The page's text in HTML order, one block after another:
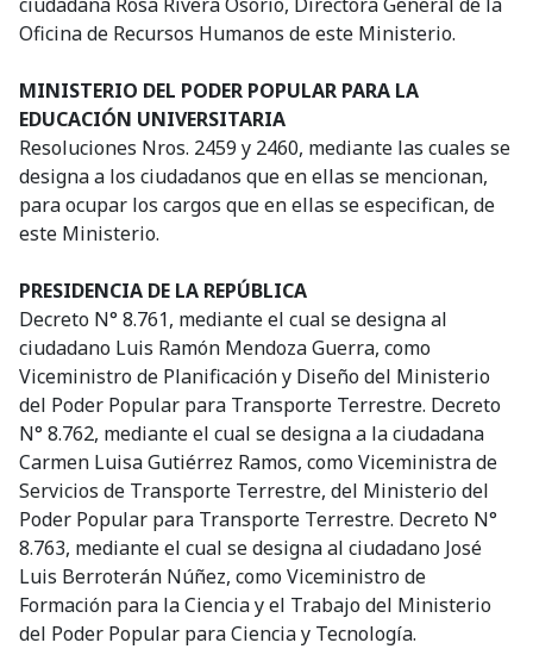
Oficina de Recursos Humanos de este Ministerio.
MINISTERIO DEL PODER POPULAR PARA LA
EDUCACIÓN UNIVERSITARIA
Resoluciones Nros. 2459 y 2460, mediante las cuales se
designa a los ciudadanos que en ellas se mencionan,
para ocupar los cargos que en ellas se especifican, de
este Ministerio.
PRESIDENCIA DE LA REPÚBLICA
Decreto N° 8.761, mediante el cual se designa al
ciudadano Luis Ramón Mendoza Guerra, como
Viceministro de Planificación y Diseño del Ministerio
del Poder Popular para Transporte Terrestre. Decreto
N° 8.762, mediante el cual se designa a la ciudadana
Carmen Luisa Gutiérrez Ramos, como Viceministra de
Servicios de Transporte Terrestre, del Ministerio del
Poder Popular para Transporte Terrestre. Decreto N°
8.763, mediante el cual se designa al ciudadano José
Luis Berroterán Núñez, como Viceministro de
Formación para la Ciencia y el Trabajo del Ministerio
del Poder Popular para Ciencia y Tecnología.